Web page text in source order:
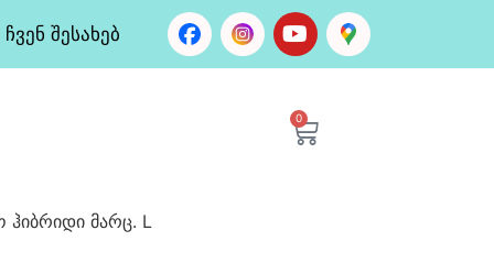
ჩვენ შესახებ
0
მარც. L